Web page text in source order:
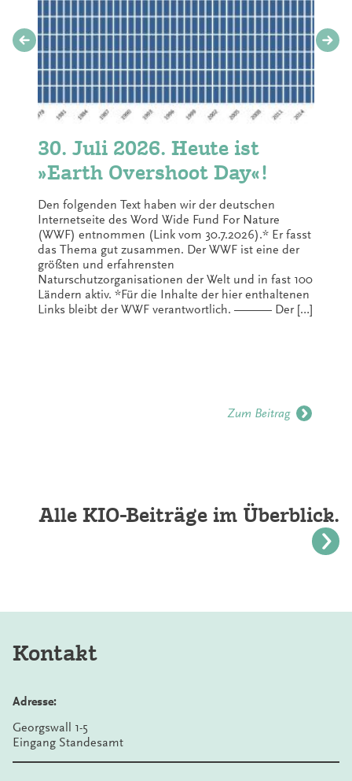
30. Juli 2026. Heute ist
»Earth Overshoot Day«!
Den folgenden Text haben wir der deutschen
Internetseite des Word Wide Fund For Nature
(WWF) entnommen (Link vom 30.7.2026).* Er fasst
das Thema gut zusammen. Der WWF ist eine der
größten und erfahrensten
Naturschutzorganisationen der Welt und in fast 100
Ländern aktiv. *Für die Inhalte der hier enthaltenen
Links bleibt der WWF verantwortlich. ——— Der […]
Zum Beitrag
Alle KIO-Beiträge im Überblick.
Kontakt
Adresse:
Georgswall 1-5
Eingang Standesamt